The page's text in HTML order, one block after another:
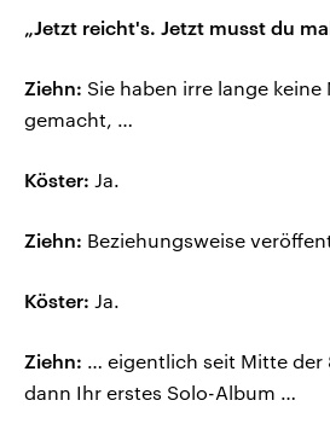
„Jetzt reicht's. Jetzt musst du
Ziehn: Sie haben irre lange keine
gemacht, …
Köster: Ja.
Ziehn: Beziehungsweise
Köster: Ja.
Ziehn: … eigentlich seit Mitte der
dann Ihr erstes Solo-Album …